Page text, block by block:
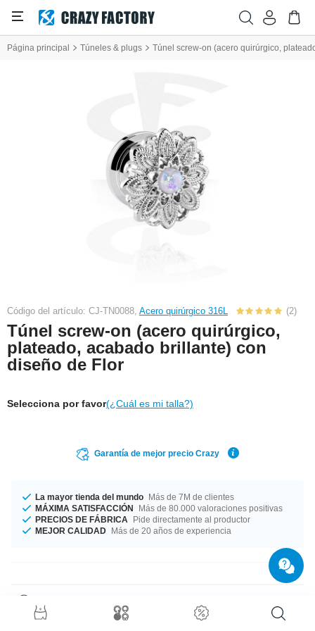
Página principal Túneles & plugs Túnel screw-on (acero quirúrgico,
Código del artículo: CJ-TN0088, Acero quirúrgico 316L (2)
Túnel screw-on (acero quirúrgico,
plateado, acabado brillante) con
diseño de Flor
Selecciona por favor(¿Cuál es mi talla?)
Garantía de mejor precio Crazy
La mayor tienda del mundo Más de 7M de clientes
MÁXIMA SATISFACCIÓN
Más de 80.000 valoraciones positivas
PRECIOS DE FÁBRICA
Pide directamente al productor
MEJOR CALIDAD Más de 20 años de experiencia
Selecciona el diámetro que te convenga, fabricado con diámetros desde